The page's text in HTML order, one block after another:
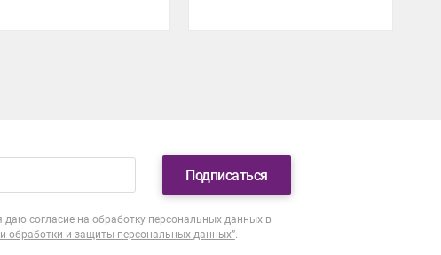
Подписаться
даю согласие на обработку персональных данных в
обработки и защиты персональных данных”.